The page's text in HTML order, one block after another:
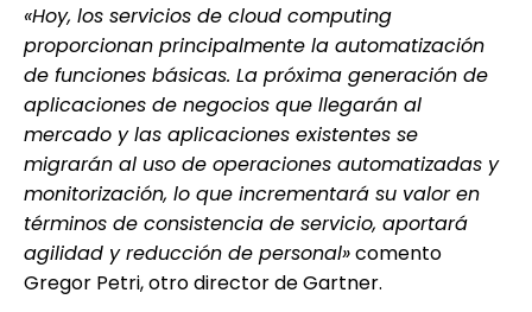
«Hoy, los servicios de cloud computing
proporcionan principalmente la automatización
de funciones básicas. La próxima generación de
aplicaciones de negocios que llegarán al
mercado y las aplicaciones existentes se
migrarán al uso de operaciones automatizadas y
monitorización, lo que incrementará su valor en
términos de consistencia de servicio, aportará
agilidad y reducción de personal»comento
Gregor Petri, otro director de Gartner.